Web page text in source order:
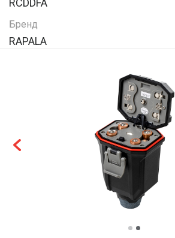
RCDDFA
Бренд
RAPALA